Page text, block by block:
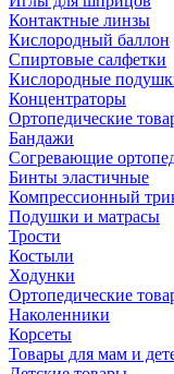
Контактные линзы
Кислородный баллон
Спиртовые салфетки
Кислородные
Концентраторы
Ортопедические
Бандажи
Согревающие
Бинты эластичные
Компрессионный
Подушки и матрасы
Трости
Костыли
Ходунки
Ортопедические
Наколенники
Корсеты
Товары для мам и